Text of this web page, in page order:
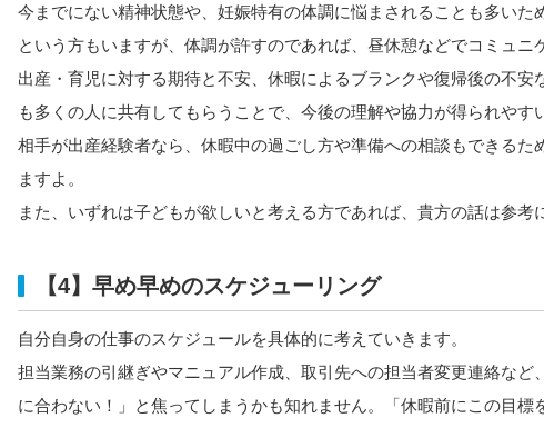
今までにない精神状態や、妊娠特有の体調に悩まされることも多いた
という方もいますが、体調が許すのであれば、昼休憩などでコミュニ
出産・育児に対する期待と不安、休暇によるブランクや復帰後の不安
も多くの人に共有してもらうことで、今後の理解や協力が得られやす
相手が出産経験者なら、休暇中の過ごし方や準備への相談もできるた
ますよ。
また、いずれは子どもが欲しいと考える方であれば、貴方の話は参考
【4】早め早めのスケジューリング
自分自身の仕事のスケジュールを具体的に考えていきます。
担当業務の引継ぎやマニュアル作成、取引先への担当者変更連絡など
に合わない！」と焦ってしまうかも知れません。「休暇前にこの目標